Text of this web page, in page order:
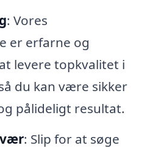
: Vores
er erfarne og
levere topkvalitet i
du kan være sikker
pålideligt resultat.
: Slip for at søge